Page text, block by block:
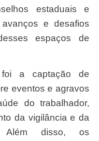
estaduais e
avanços e desafios
espaços de
eventos e agravos
do trabalhador,
da vigilância e da
Além disso, os